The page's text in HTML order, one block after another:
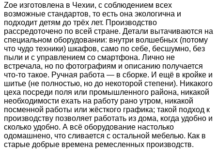
Zoe изготовлена в Чехии, с соблюдением всех
возможные стандартов, то есть она экологична и
подходит детям до трёх лет. Производство
рассредоточено по всей стране. Детали вытачиваются на
специальном оборудовании: внутри волшебных (потому
что чудо техники) шкафов, само по себе, бесшумно, без
пыли и с управлением со смартфона. Лично не
встречала, но по фотографиям и описанию получается
что-то такое. Ручная работа — в сборке. И ещё в кройке и
шитье (не полностью, но до некоторой степени). Никакого
цеха посреди поля или промышленного района, никакой
необходимости ехать на работу рано утром, никакой
посменной работы или жёсткого графика; такой подход к
производству позволяет работать из дома, когда удобно и
сколько удобно. А всё оборудование настолько
одомашнено, что сливается с остальной мебелью. Как в
старые добрые времена ремесленных производств.